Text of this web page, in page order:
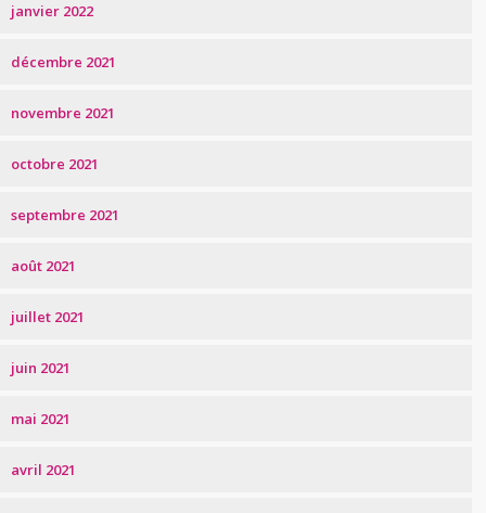
janvier 2022
décembre 2021
novembre 2021
octobre 2021
septembre 2021
août 2021
juillet 2021
juin 2021
mai 2021
avril 2021